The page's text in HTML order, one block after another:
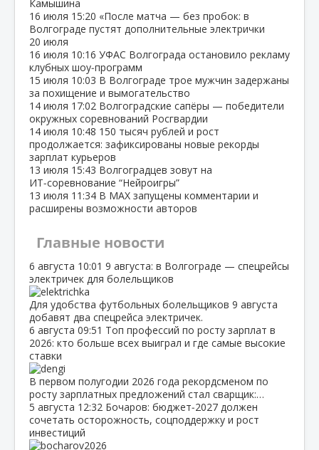
Камышина
16 июля 15:20 «После матча — без пробок: в
Волгограде пустят дополнительные электрички
20 июля
16 июля 10:16 УФАС Волгограда остановило рекламу
клубных шоу‑программ
15 июля 10:03 В Волгограде трое мужчин задержаны
за похищение и вымогательство
14 июля 17:02 Волгоградские сапёры — победители
окружных соревнований Росгвардии
14 июля 10:48 150 тысяч рублей и рост
продолжается: зафиксированы новые рекорды
зарплат курьеров
13 июля 15:43 Волгоградцев зовут на
ИТ‑соревнование “Нейроигры”
13 июля 11:34 В МАХ запущены комментарии и
расширены возможности авторов
Главные новости
6 августа 10:01 9 августа: в Волгограде — спецрейсы
электричек для болельщиков
Для удобства футбольных болельщиков 9 августа
добавят два спецрейса электричек.
6 августа 09:51 Топ профессий по росту зарплат в
2026: кто больше всех выиграл и где самые высокие
ставки
В первом полугодии 2026 года рекордсменом по
росту зарплатных предложений стал сварщик:…
5 августа 12:32 Бочаров: бюджет‑2027 должен
сочетать осторожность, соцподдержку и рост
инвестиций